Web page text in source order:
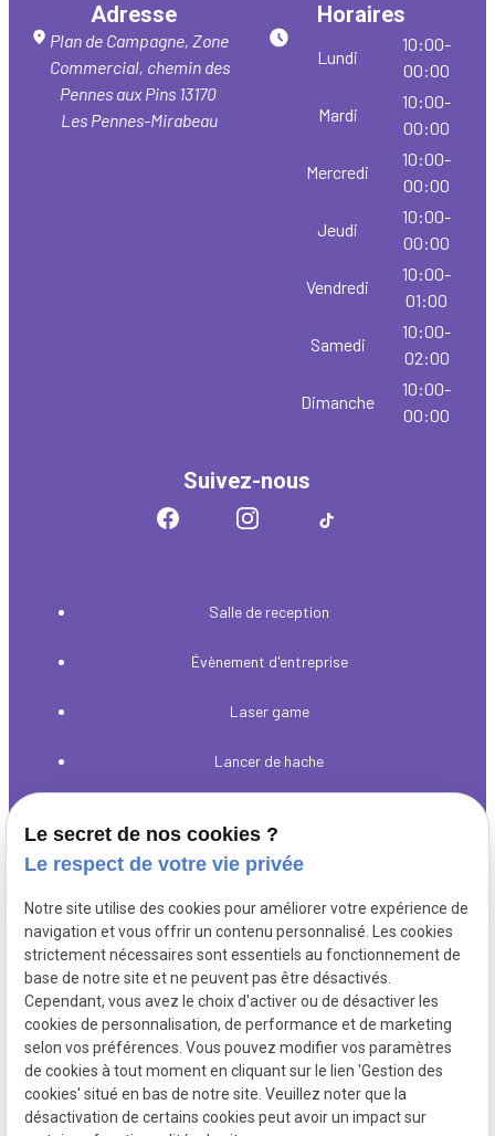
Adresse
Plan de Campagne, Zone
Commercial, chemin des
Pennes aux Pins 13170
Les Pennes-Mirabeau
Horaires
Lundi
10:00-
00:00
Mardi
10:00-
00:00
Mercredi
10:00-
00:00
Jeudi
10:00-
00:00
Vendredi
10:00-
01:00
Samedi
10:00-
02:00
Dimanche
10:00-
00:00
Suivez-nous
Salle de reception
Évènement d'entreprise
Laser game
Lancer de hache
Le bar
Deltagame, laser game et jeux d’arcade pour les pros
comme les particuliers.
Mentions
légales
Politique de
confidentialité
Gestion
des
cookies
Plan du
site
Le secret de nos cookies ?
Le respect de votre vie privée
Notre site utilise des cookies pour améliorer votre expérience de
navigation et vous offrir un contenu personnalisé. Les cookies
strictement nécessaires sont essentiels au fonctionnement de
base de notre site et ne peuvent pas être désactivés.
Cependant, vous avez le choix d'activer ou de désactiver les
cookies de personnalisation, de performance et de marketing
selon vos préférences. Vous pouvez modifier vos paramètres
de cookies à tout moment en cliquant sur le lien 'Gestion des
cookies' situé en bas de notre site. Veuillez noter que la
désactivation de certains cookies peut avoir un impact sur